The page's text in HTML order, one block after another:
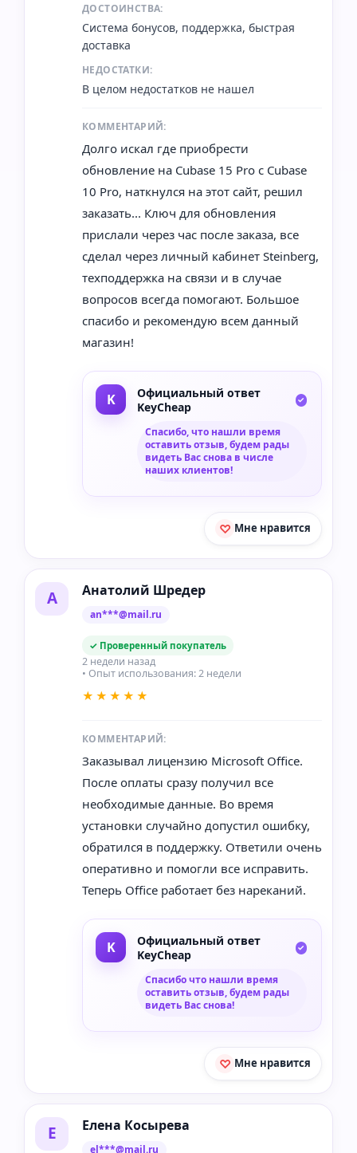
ДОСТОИНСТВА:
Система бонусов, поддержка, быстрая
доставка
НЕДОСТАТКИ:
В целом недостатков не нашел
КОММЕНТАРИЙ:
Долго искал где приобрести
обновление на Cubase 15 Pro с Cubase
10 Pro, наткнулся на этот сайт, решил
заказать... Ключ для обновления
прислали через час после заказа, все
сделал через личный кабинет Steinberg,
техподдержка на связи и в случае
вопросов всегда помогают. Большое
спасибо и рекомендую всем данный
магазин!
Официальный ответ
KeyCheap
Спасибо, что нашли время
оставить отзыв, будем рады
видеть Вас снова в числе
наших клиентов!
Мне нравится
А Анатолий Шредер
an***@mail.ru
✓ Проверенный покупатель
2 недели назад
• Опыт использования: 2 недели
★★★★★
КОММЕНТАРИЙ:
Заказывал лицензию Microsoft Office.
После оплаты сразу получил все
необходимые данные. Во время
установки случайно допустил ошибку,
обратился в поддержку. Ответили очень
оперативно и помогли все исправить.
Теперь Office работает без нареканий.
Официальный ответ
KeyCheap
Спасибо что нашли время
оставить отзыв, будем рады
видеть Вас снова!
Мне нравится
Е Елена Косырева
el***@mail.ru